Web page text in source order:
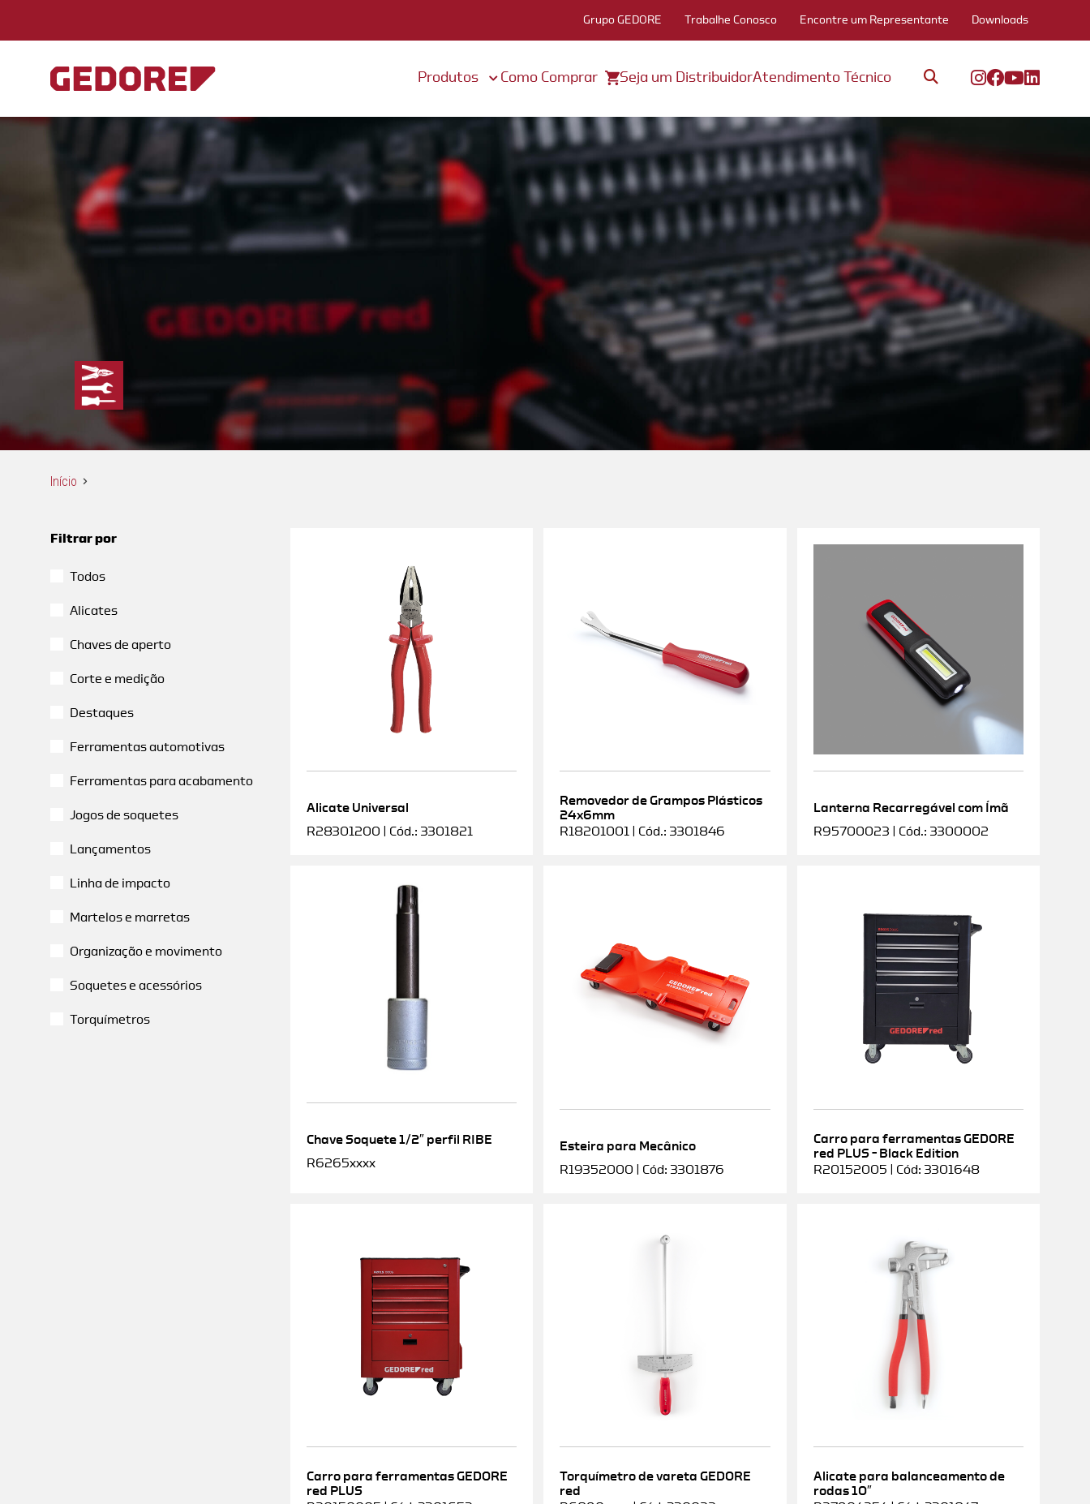
Grupo GEDORE Trabalhe Conosco Encontre um Representante Downloads
Produtos Como Comprar Seja um DistribuidorAtendimento Técnico
Início
Filtrar por
Todos
Alicates
Chaves de aperto
Corte e medição
Destaques
Ferramentas automotivas
Ferramentas para acabamento
Jogos de soquetes
Lançamentos
Linha de impacto
Martelos e marretas
Organização e movimento
Soquetes e acessórios
Torquímetros
Alicate Universal
R28301200 | Cód.: 3301821
Removedor de Grampos Plásticos
24x6mm
R18201001 | Cód.: 3301846
Lanterna Recarregável com Ímã
R95700023 | Cód.: 3300002
Chave Soquete 1/2″ perfil RIBE
R6265xxxx
Esteira para Mecânico
R19352000 | Cód: 3301876
Carro para ferramentas GEDORE
red PLUS – Black Edition
R20152005 | Cód: 3301648
Carro para ferramentas GEDORE
red PLUS
Torquímetro de vareta GEDORE
red
Alicate para balanceamento de
rodas 10″